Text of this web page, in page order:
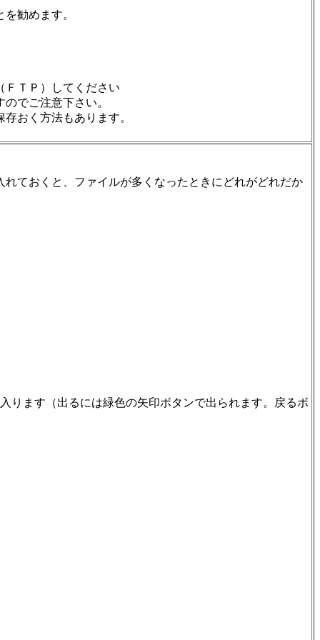
勧めます。
ＦＴＰ）してください
でご注意下さい。
おく方法もあります。
ておくと、ファイルが多くなったときにどれがどれだか
ります（出るには緑色の矢印ボタンで出られます。戻るボ